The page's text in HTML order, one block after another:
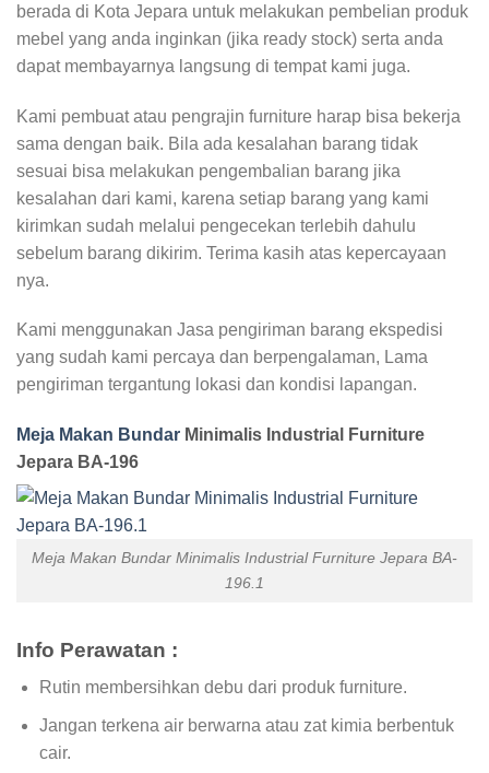
berada di Kota Jepara untuk melakukan pembelian produk
mebel yang anda inginkan (jika ready stock) serta anda
dapat membayarnya langsung di tempat kami juga.
Kami pembuat atau pengrajin furniture harap bisa bekerja
sama dengan baik. Bila ada kesalahan barang tidak
sesuai bisa melakukan pengembalian barang jika
kesalahan dari kami, karena setiap barang yang kami
kirimkan sudah melalui pengecekan terlebih dahulu
sebelum barang dikirim. Terima kasih atas kepercayaan
nya.
Kami menggunakan Jasa pengiriman barang ekspedisi
yang sudah kami percaya dan berpengalaman, Lama
pengiriman tergantung lokasi dan kondisi lapangan.
Meja Makan Bundar Minimalis Industrial Furniture
Jepara BA-196
Meja Makan Bundar Minimalis Industrial Furniture Jepara BA-
196.1
Info Perawatan :
Rutin membersihkan debu dari produk furniture.
Jangan terkena air berwarna atau zat kimia berbentuk
cair.